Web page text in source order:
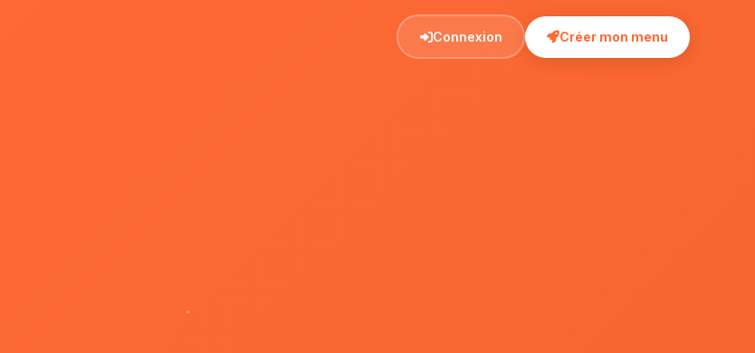
Connexion Créer mon menu